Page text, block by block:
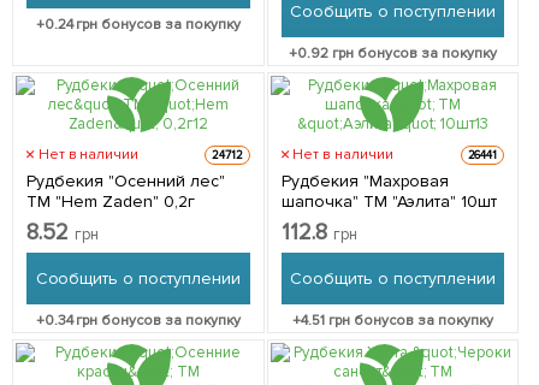
+0.24грн бонусов за покупку
Сообщить о поступлении
+0.92 грн бонусов за покупку
Нет в наличии 24712
Рудбекия "Осенний лес"
ТМ "Hem Zaden" 0,2г
8.52 грн
Сообщить о поступлении
+0.34грн бонусов за покупку
Нет в наличии 26441
Рудбекия "Махровая
шапочка" ТМ "Аэлита" 10шт
112.8 грн
Сообщить о поступлении
+4.51 грн бонусов за покупку